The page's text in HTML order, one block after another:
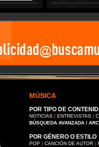
MÚSICA
POR TIPO DE
NOTICIAS | ENTREVISTAS |
BÚSQUEDA AVANZADA /
POR GÉNERO O ESTILO
POP | CANCIÓN DE AUTOR |